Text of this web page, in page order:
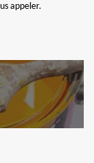
appeler.